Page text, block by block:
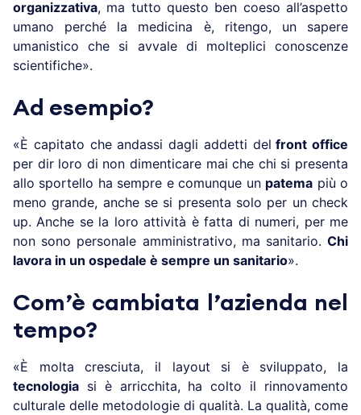
organizzativa, ma tutto questo ben coeso all’aspetto
umano perché la medicina è, ritengo, un sapere
umanistico che si avvale di molteplici conoscenze
scientifiche».
Ad esempio?
«È capitato che andassi dagli addetti del front office
per dir loro di non dimenticare mai che chi si presenta
allo sportello ha sempre e comunque un patema più o
meno grande, anche se si presenta solo per un check
up. Anche se la loro attività è fatta di numeri, per me
non sono personale amministrativo, ma sanitario. Chi
lavora in un ospedale è sempre un sanitario».
Com’è cambiata l’azienda nel
tempo?
«È molta cresciuta, il layout si è sviluppato, la
tecnologia si è arricchita, ha colto il rinnovamento
culturale delle metodologie di qualità. La qualità, come